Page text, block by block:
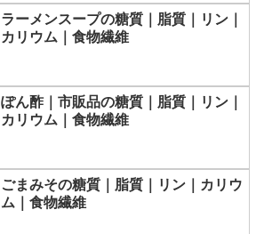
ラーメンスープの糖質｜脂質｜リン｜
カリウム｜食物繊維
ぽん酢｜市販品の糖質｜脂質｜リン｜
カリウム｜食物繊維
ごまみその糖質｜脂質｜リン｜カリウ
ム｜食物繊維